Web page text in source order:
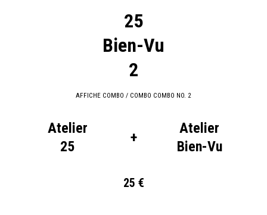
25
Bien-Vu
2
AFFICHE COMBO / COMBO COMBO NO. 2
Atelier
25
+
Atelier
Bien-Vu
25 €